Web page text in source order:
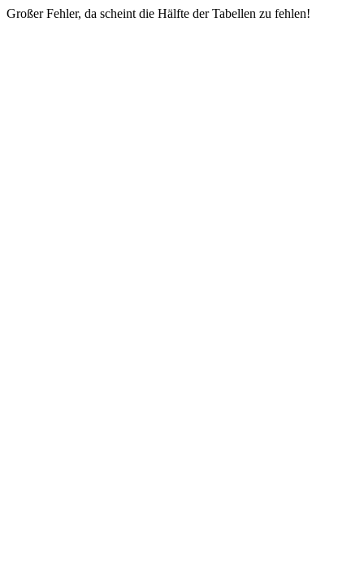
Großer Fehler, da scheint die Hälfte der Tabellen zu fehlen!